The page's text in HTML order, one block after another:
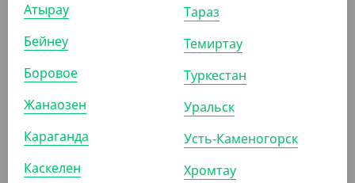
УП (250)
АРТ. 91303106
Атырау
Бейнеу
Боровое
Жанаозен
Караганда
Каскелен
Тараз
Темиртау
Туркестан
Уральск
Усть-Каменогорск
Хромтау